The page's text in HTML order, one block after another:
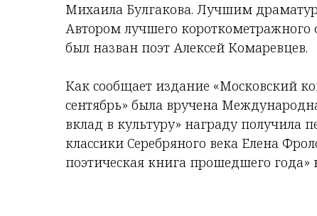
Михаила Булгакова. Лучшим
Автором лучшего
был назван поэт Алексей Комаревцев.
Как сообщает издание «Московский
сентябрь» была вручена
вклад в культуру» награду получила
классики Серебряного века Елена
поэтическая книга прошедшего года»